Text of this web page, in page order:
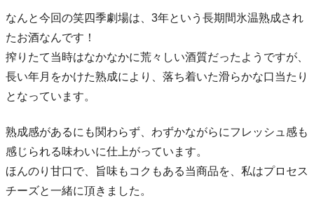
なんと今回の笑四季劇場は、3年という長期間氷温熟成され
たお酒なんです！
搾りたて当時はなかなかに荒々しい酒質だったようですが、
長い年月をかけた熟成により、落ち着いた滑らかな口当たり
となっています。
熟成感があるにも関わらず、わずかながらにフレッシュ感も
感じられる味わいに仕上がっています。
ほんのり甘口で、旨味もコクもある当商品を、私はプロセス
チーズと一緒に頂きました。